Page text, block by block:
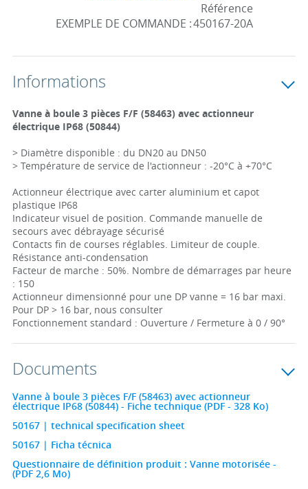
EXEMPLE DE COMMANDE :
Référence
450167-20A
Informations
Vanne à boule 3 pièces F/F (58463) avec actionneur
électrique IP68 (50844)
> Diamètre disponible : du DN20 au DN50
> Température de service de l'actionneur : -20°C à +70°C
Actionneur électrique avec carter aluminium et capot
plastique IP68
Indicateur visuel de position. Commande manuelle de
secours avec débrayage sécurisé
Contacts fin de courses réglables. Limiteur de couple.
Résistance anti-condensation
Facteur de marche : 50%. Nombre de démarrages par heure
: 150
Actionneur dimensionné pour une DP vanne = 16 bar maxi.
Pour DP > 16 bar, nous consulter
Fonctionnement standard : Ouverture / Fermeture à 0 / 90°
Documents
Vanne à boule 3 pièces F/F (58463) avec actionneur
électrique IP68 (50844) - Fiche technique (PDF - 328 Ko)
50167 | technical specification sheet
50167 | Ficha técnica
Questionnaire de définition produit : Vanne motorisée -
(PDF 2,6 Mo)